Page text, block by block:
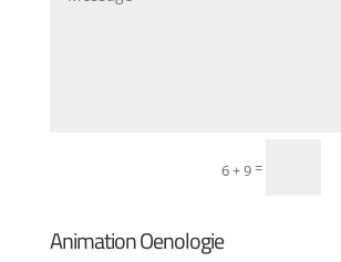
6 + 9=
Animation Oenologie